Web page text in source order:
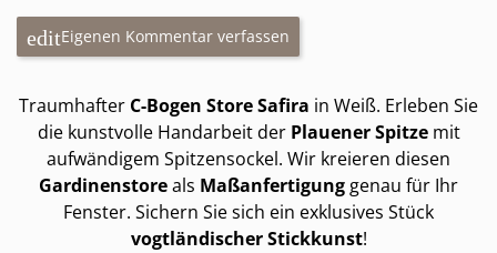
Eigenen Kommentar verfassen
Traumhafter C-Bogen Store Safira in Weiß. Erleben Sie
die kunstvolle Handarbeit der Plauener Spitzemit
aufwändigem Spitzensockel. Wir kreieren diesen
Gardinenstoreals Maßanfertigung genau für Ihr
Fenster. Sichern Sie sich ein exklusives Stück
vogtländischer Stickkunst!